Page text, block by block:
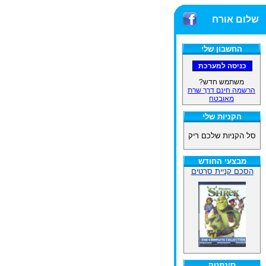
שלום אורח
החשבון שלי
משתמש חדש?
הרשמה חינם דרך שרת
מאובטח
הקניות שלי
סל הקניות שלכם ריק
מבצעי החודש
הסכם קניית סרטים